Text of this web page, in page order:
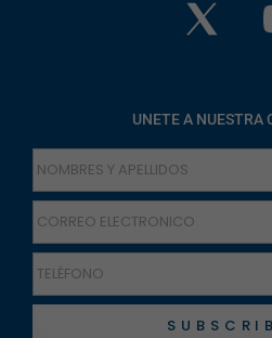
UNETE A NUESTRA